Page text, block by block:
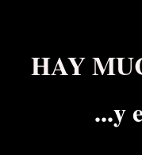
HAY
...y